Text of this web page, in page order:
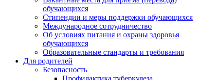
обучающихся
Стипендии и меры поддержки обучающихся
Международное сотрудничество
Об условиях питания и охраны здоровья
обучающихся
Образовательные стандарты и требования
Для родителей
Безопасность